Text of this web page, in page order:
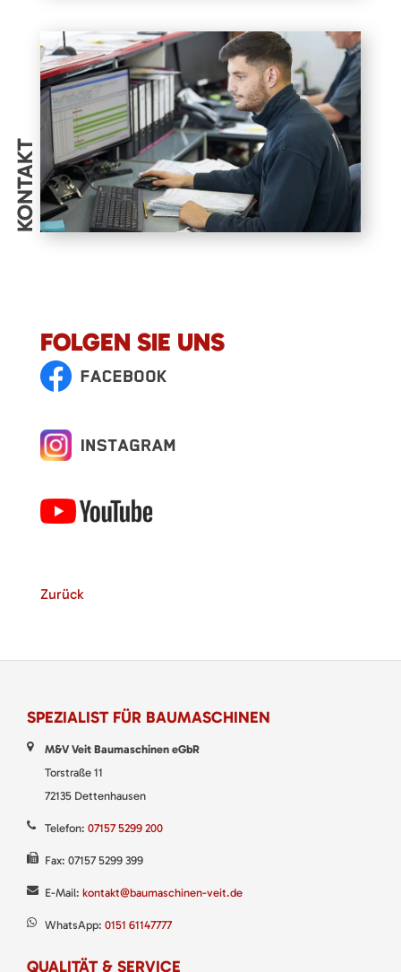
KONTAKT
FOLGEN SIE UNS
Zurück
SPEZIALIST FÜR BAUMASCHINEN
M&V Veit Baumaschinen eGbR
Torstraße 11
72135 Dettenhausen
Telefon: 07157 5299 200
Fax: 07157 5299 399
E-Mail: kontakt@baumaschinen-veit.de
WhatsApp: 0151 61147777
QUALITÄT & SERVICE